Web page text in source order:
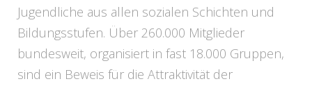
Jugendliche aus allen sozialen Schichten und
Bildungsstufen. Über 260.000 Mitglieder
bundesweit, organisiert in fast 18.000 Gruppen,
sind ein Beweis für die Attraktivität der